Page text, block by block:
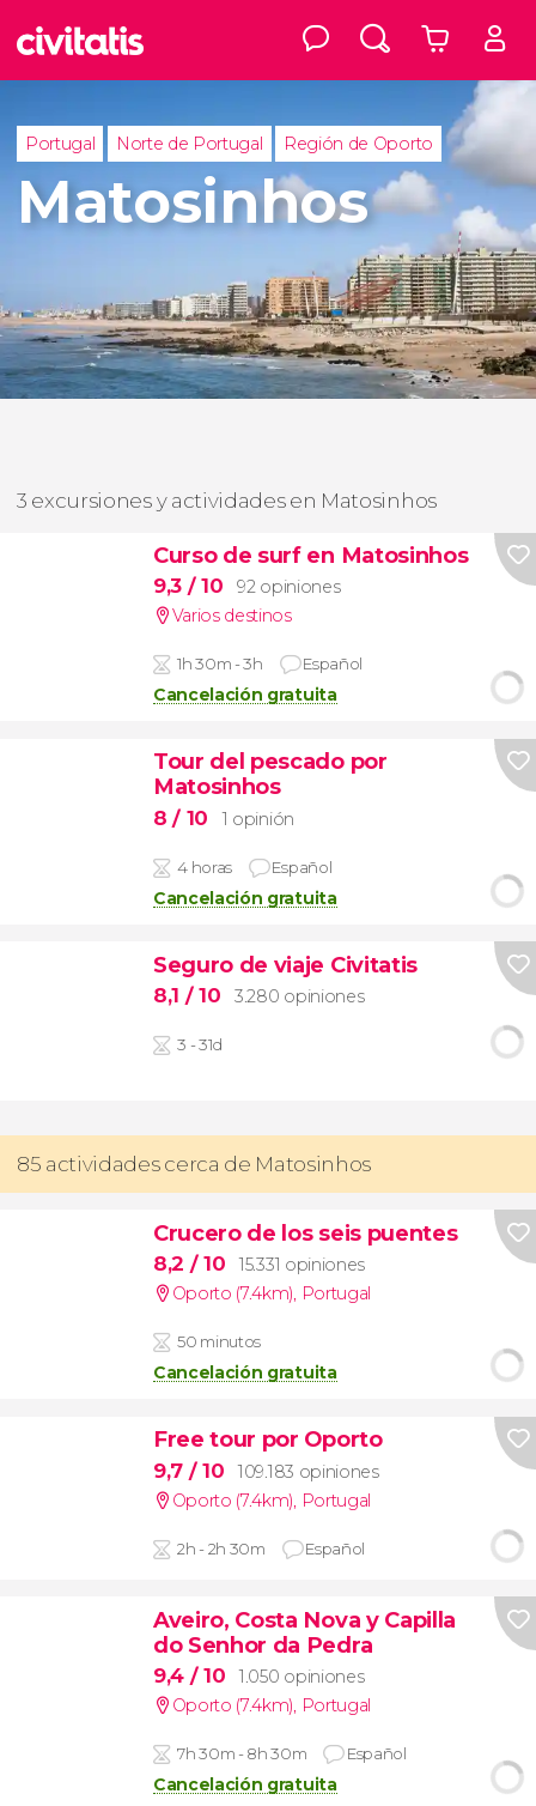
Portugal Norte de Portugal Región de Oporto
Matosinhos
3 excursiones y actividades en Matosinhos
Curso de surf en Matosinhos
9,3 / 10
92 opiniones
Varios destinos
1h 30m - 3h Español
Cancelación gratuita
Tour del pescado por
Matosinhos
8/ 10 1 opinión
4 horas Español
Cancelación gratuita
Seguro de viaje Civitatis
8,1 / 10 3.280 opiniones
3 - 31d
85 actividades cerca de Matosinhos
Crucero de los seis puentes
8,2 / 10
15.331 opiniones
Oporto (7.4km), Portugal
50 minutos
Cancelación gratuita
Free tour por Oporto
9,7 / 10
109.183 opiniones
Oporto (7.4km), Portugal
2h - 2h 30m Español
Aveiro, Costa Nova y Capilla
do Senhor da Pedra
9,4 / 10
1.050 opiniones
Oporto (7.4km), Portugal
7h 30m - 8h 30m Español
Cancelación gratuita